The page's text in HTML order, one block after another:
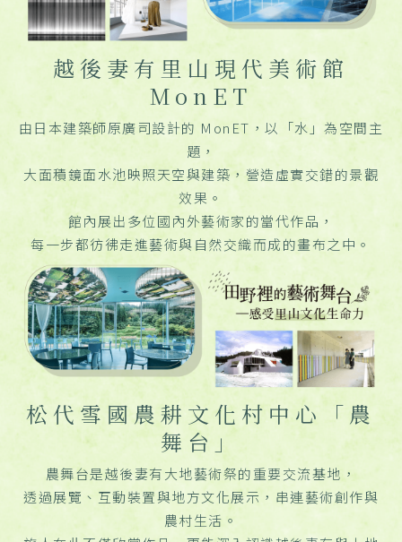
越後妻有里山現代美術館
MonET
由日本建築師原廣司設計的 MonET，以「水」為空間主
題，
大面積鏡面水池映照天空與建築，營造虛實交錯的景觀
效果。
館內展出多位國內外藝術家的當代作品，
每一步都彷彿走進藝術與自然交織而成的畫布之中。
松代雪國農耕文化村中心「農
舞台」
農舞台是越後妻有大地藝術祭的重要交流基地，
透過展覽、互動裝置與地方文化展示，串連藝術創作與
農村生活。